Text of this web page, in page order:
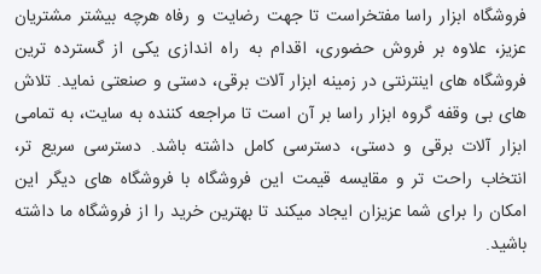
فروشگاه ابزار راسا مفتخراست تا جهت رضایت و رفاه هرچه بیشتر مشتریان
عزیز، علاوه بر فروش حضوری، اقدام به راه اندازی یکی از گسترده ترین
فروشگاه های اینترنتی در زمینه ابزار آلات برقی، دستی و صنعتی نماید. تلاش
های بی وقفه گروه ابزار راسا بر آن است تا مراجعه کننده به سایت، به تمامی
ابزار آلات برقی و دستی، دسترسی کامل داشته باشد. دسترسی سریع تر،
انتخاب راحت تر و مقایسه قیمت این فروشگاه با فروشگاه های دیگر این
امکان را برای شما عزیزان ایجاد میکند تا بهترین خرید را از فروشگاه ما داشته
باشید.